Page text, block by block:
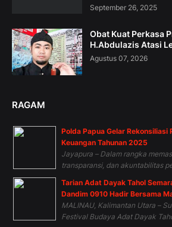
September 26, 2025
Obat Kuat Perkasa
H.Abdulazis Atasi
Agustus 07, 2026
RAGAM
Polda Papua Gelar Rekonsiliasi
Keuangan Tahunan 2025
Jayapura – Dalam rangka
transparansi, dan akuntabilitas
Tarian Adat Dayak Tahol
Dandim 0910 Hadir Bersama
MALINAU, Kalimantan Utara –
Festival Budaya Adat Dayak